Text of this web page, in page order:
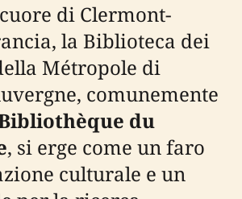
di Clermont-
la Biblioteca dei
Métropole di
comunemente
du
, si erge come un faro
culturale e un